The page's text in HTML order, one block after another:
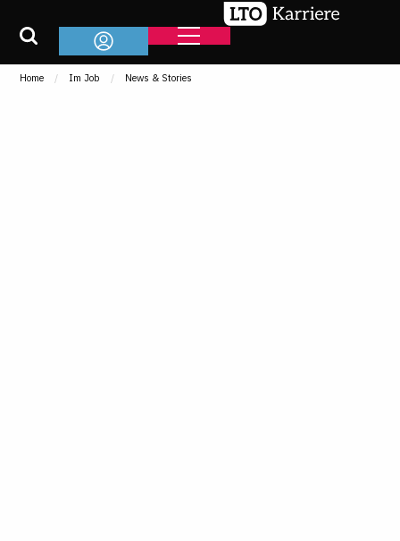
Home Im Job News & Stories